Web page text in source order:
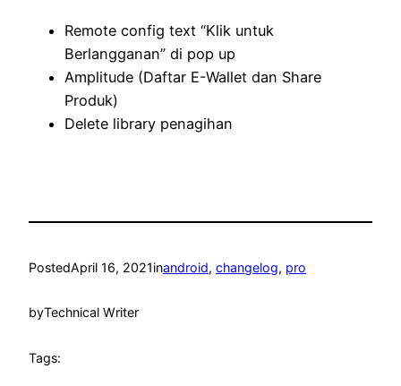
Remote config text “Klik untuk
Berlangganan” di pop up
Amplitude (Daftar E-Wallet dan Share
Produk)
Delete library penagihan
PostedApril 16, 2021inandroid, changelog, pro
byTechnical Writer
Tags: